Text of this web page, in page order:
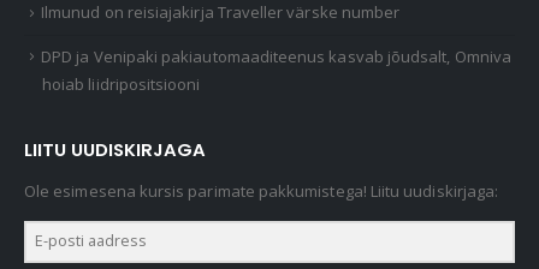
Ilmunud on reisiajakirja Traveller värske number
DPD ja Venipaki pakiautomaaditeenus kasvab jõudsalt, Omniva
hoiab liidripositsiooni
LIITU UUDISKIRJAGA
Ole esimesena kursis parimate pakkumistega! Liitu uudiskirjaga: